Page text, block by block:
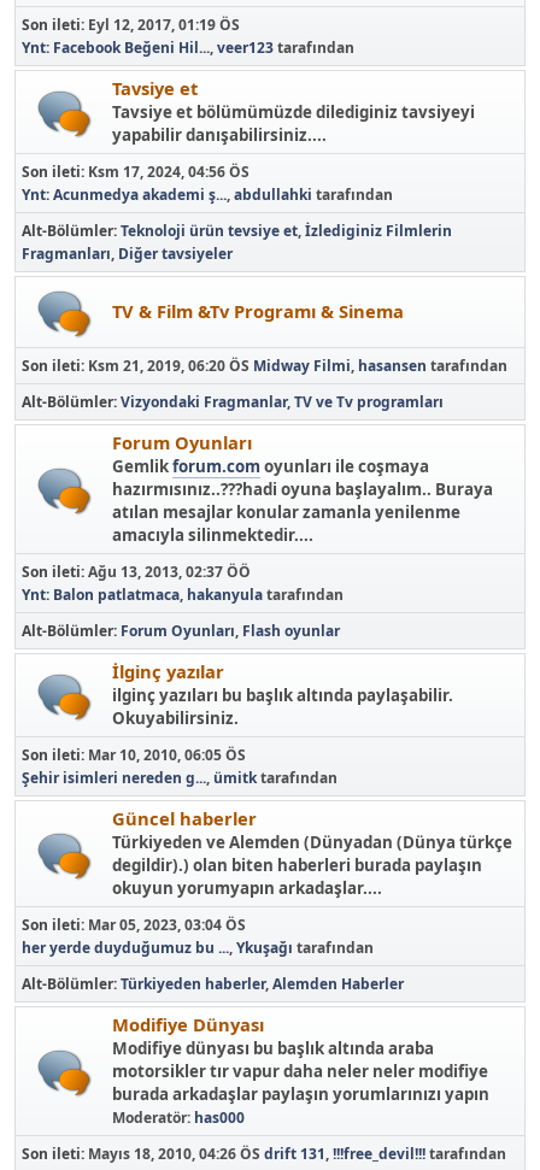
Son ileti: Eyl 12, 2017, 01:19 ÖS
Ynt: Facebook Beğeni Hil...,veer123tarafından
Tavsiye et
Tavsiye et bölümümüzde dilediginiz tavsiyeyi
yapabilir danışabilirsiniz....
Son ileti: Ksm 17, 2024, 04:56 ÖS
Ynt: Acunmedya akademi ş...,abdullahki tarafından
Alt-Bölümler Teknoloji ürün tevsiye et İzlediginiz Filmlerin
Fragmanları Diğer tavsiyeler
TV & Film &Tv Programı & Sinema
Son ileti: Ksm 21, 2019, 06:20 ÖS Midway Filmi, hasansen tarafından
Alt-Bölümler Vizyondaki Fragmanlar TV ve Tv programları
Forum Oyunları
Gemlikforum.com oyunları ile coşmaya
hazırmısınız..???hadi oyuna başlayalım.. Buraya
atılan mesajlar konular zamanla yenilenme
amacıyla silinmektedir....
Son ileti:Ağu 13, 2013, 02:37 ÖÖ
Ynt: Balon patlatmaca, hakanyulatarafından
Alt-Bölümler Forum Oyunları Flash oyunlar
İlginç yazılar
ilginç yazıları bu başlık altında paylaşabilir.
Okuyabilirsiniz.
Son ileti: Mar 10, 2010, 06:05 ÖS
Şehir isimleri nereden g..., ümitktarafından
Güncel haberler
Türkiyeden ve Alemden (Dünyadan (Dünya türkçe
degildir).) olan biten haberleri burada paylaşın
okuyun yorumyapın arkadaşlar....
Son ileti: Mar 05, 2023, 03:04 ÖS
her yerde duyduğumuz bu ...,Ykuşağı tarafından
Alt-Bölümler Türkiyeden haberler Alemden Haberler
Modifiye Dünyası
Modifiye dünyası bu başlık altında araba
motorsikler tır vapur daha neler neler modifiye
burada arkadaşlar paylaşın yorumlarınızı yapın
Moderatör: has000
Son ileti: Mayıs 18, 2010, 04:26 ÖS drift 131,!!!free_devil!!!tarafından